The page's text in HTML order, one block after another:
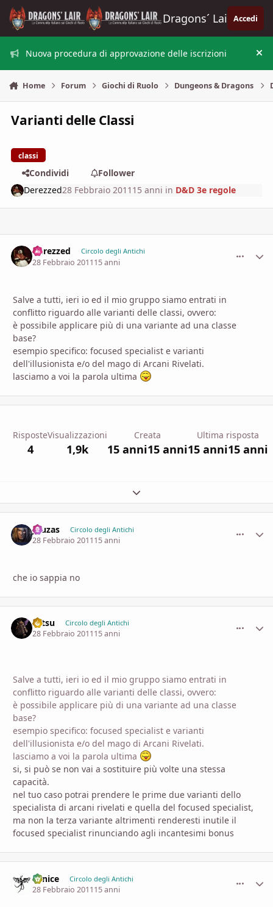
Vai al contenuto
Dragons´ Lair Accedi
Nuova procedura di approvazione delle iscrizioni
Home Forum Giochi di Ruolo Dungeons & Dragons
Varianti delle Classi
classi
Condividi
Follower
Derezzed28 Febbraio 2011 15 anni in D&D 3e regole
Derezzed Circolo degli Antichi
28 Febbraio 201115 anni
Salve a tutti, ieri io ed il mio gruppo siamo entrati in
conflitto riguardo alle varianti delle classi, ovvero:
è possibile applicare più di una variante ad una classe
base?
esempio specifico: focused specialist e varianti
dell'illusionista e/o del mago di Arcani Rivelati.
lasciamo a voi la parola ultima
Risposte
4
Visualizzazioni
1,9k
Creata
15 anni15 anni
Ultima risposta
15 anni15 anni
Espandi panoramica del topic
Jouzas Circolo degli Antichi
28 Febbraio 201115 anni
che io sappia no
zetsu Circolo degli Antichi
28 Febbraio 201115 anni
Salve a tutti, ieri io ed il mio gruppo siamo entrati in
conflitto riguardo alle varianti delle classi, ovvero:
è possibile applicare più di una variante ad una classe
base?
esempio specifico: focused specialist e varianti
dell'illusionista e/o del mago di Arcani Rivelati.
lasciamo a voi la parola ultima
si, si può se non vai a sostituire più volte una stessa
capacità.
nel tuo caso potrai prendere le prime due varianti dello
specialista di arcani rivelati e quella del focused specialist,
ma non la terza variante altrimenti renderesti inutile il
focused specialist rinunciando agli incantesimi bonus
Fenice Circolo degli Antichi
28 Febbraio 201115 anni